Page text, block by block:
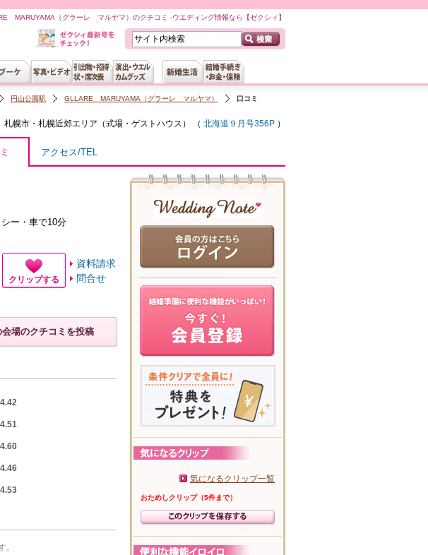
MARUYAMA（グラーレ マルヤマ）のクチコミ -ウエディング情報なら【ゼクシィ】
円山公園駅 GLLARE MARUYAMA（グラーレ マルヤマ） 口コミ
札幌市・札幌近郊エリア（式場・ゲストハウス ） （ 北海道９月号356P ）
アクセス/TEL
ー・車で10分
クリップする
資料請求
問合せ
会場のクチコミを投稿
4.42
4.51
4.60
4.46
4.53
。
気になるクリップ一覧
おためしクリップ（5件まで）